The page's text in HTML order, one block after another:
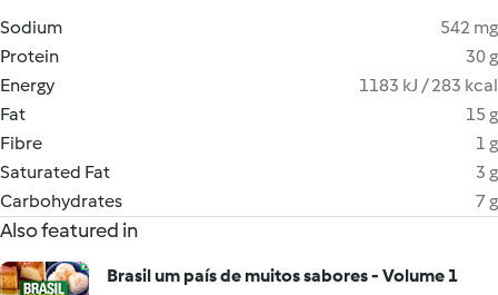
Sodium
542 mg
Protein
30 g
Energy
1183 kJ / 283 kcal
Fat
15 g
Fibre
1 g
Saturated Fat
3 g
Carbohydrates
7 g
Also featured in
Brasil um país de muitos sabores - Volume 1